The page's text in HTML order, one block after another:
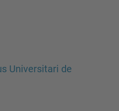
Universitari de